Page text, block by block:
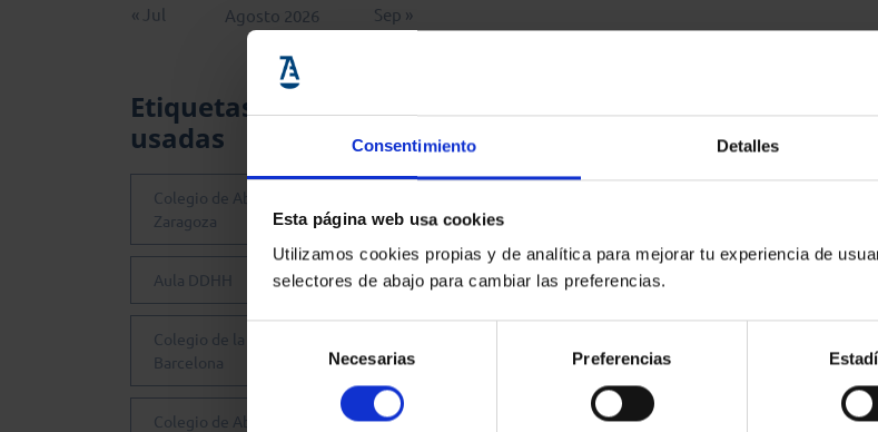
Consentimiento Detalles
Esta página web usa cookies
Utilizamos cookies propias y de analítica para mejorar tu experiencia de
selectores de abajo para cambiar las preferencias.
consentimiento
Necesarias Preferencias
Agosto 2026
« Jul Sep »
Etiquetas más
usadas
Colegio de Abogados de
Zaragoza
Aula DDHH
Colegio de la Abogacía de
Barcelona
Colegio de Abogados de Sevilla